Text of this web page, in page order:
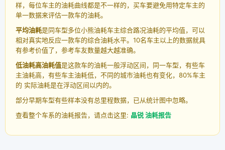
样，每位车主的油耗曲线都是不一样的，买车要避免用特定车主的
单一数据来评估一款车的油耗。
平均油耗是同车型多位小熊油耗车主综合路况油耗的平均值，可以
相对真实地反应一款车的综合油耗水平。10名车主以上的数据就具
有参考价值了，参考车友数量越大越准确。
低油耗高油耗值是这款车的油耗一般浮动区间，同一车型，有些车
主油耗高，有些车主油耗低，不同的城市油耗也有变化，80%车主
的 实际油耗是在浮动区间以内的。
部分早期车型有些样本没有总里程数据，已从统计图中忽略。
查看整个车系的油耗报告，请点击这里: 晶锐 油耗报告